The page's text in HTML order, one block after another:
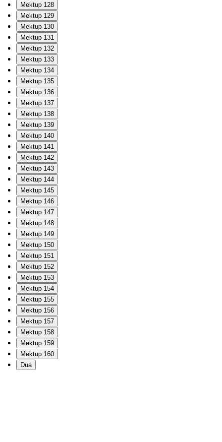
Mektup 128
Mektup 129
Mektup 130
Mektup 131
Mektup 132
Mektup 133
Mektup 134
Mektup 135
Mektup 136
Mektup 137
Mektup 138
Mektup 139
Mektup 140
Mektup 141
Mektup 142
Mektup 143
Mektup 144
Mektup 145
Mektup 146
Mektup 147
Mektup 148
Mektup 149
Mektup 150
Mektup 151
Mektup 152
Mektup 153
Mektup 154
Mektup 155
Mektup 156
Mektup 157
Mektup 158
Mektup 159
Mektup 160
Dua